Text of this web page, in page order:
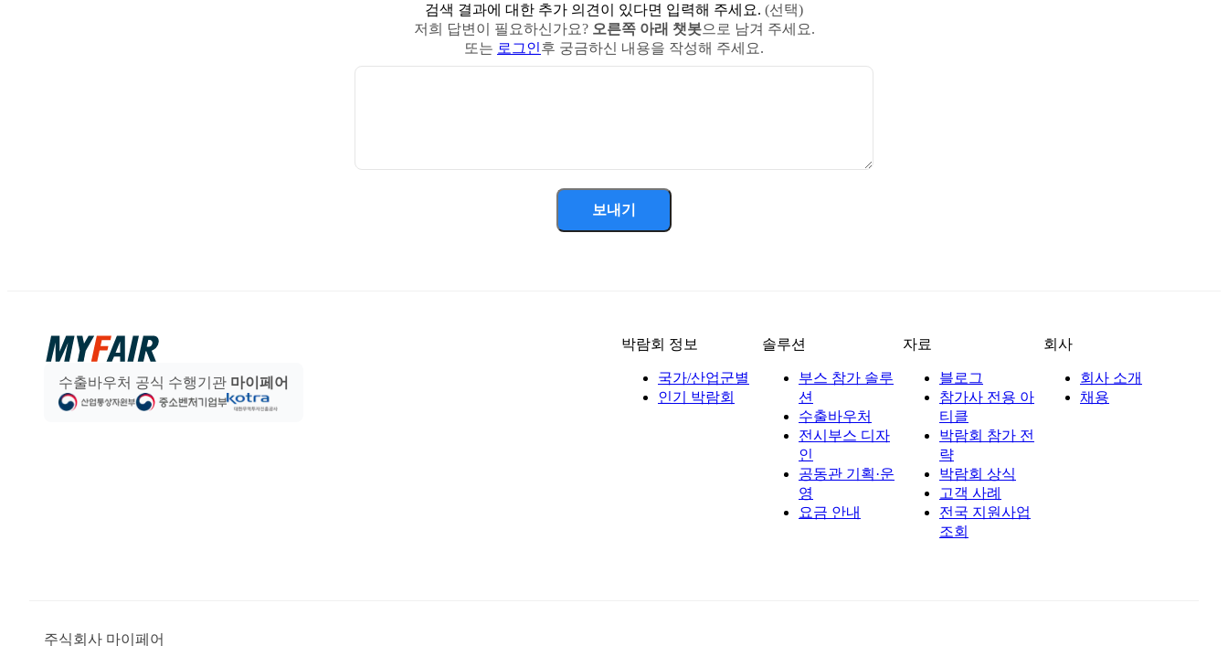
검색 결과에 대한 추가 의견이 있다면 입력해 주세요. (선택)
저희 답변이 필요하신가요? 오른쪽 아래 챗봇으로 남겨 주세요.
또는 로그인후 궁금하신 내용을 작성해 주세요.
보내기
수출바우처 공식 수행기관 마이페어
박람회 정보
국가/산업군별
인기 박람회
솔루션
부스 참가 솔루
션
수출바우처
전시부스 디자
인
공동관 기획·운
영
요금 안내
자료
블로그
참가사 전용 아
티클
박람회 참가 전
략
박람회 상식
고객 사례
전국 지원사업
조회
회사
회사 소개
채용
주식회사 마이페어